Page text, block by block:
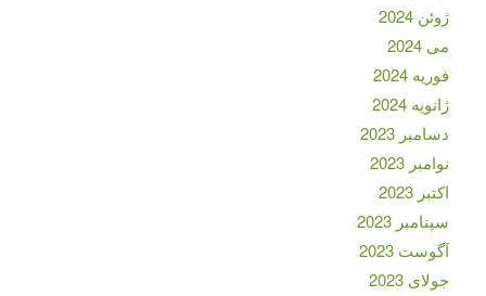
ژوئن 2024
می 2024
فوریه 2024
ژانویه 2024
دسامبر 2023
نوامبر 2023
اکتبر 2023
سپتامبر 2023
آگوست 2023
جولای 2023